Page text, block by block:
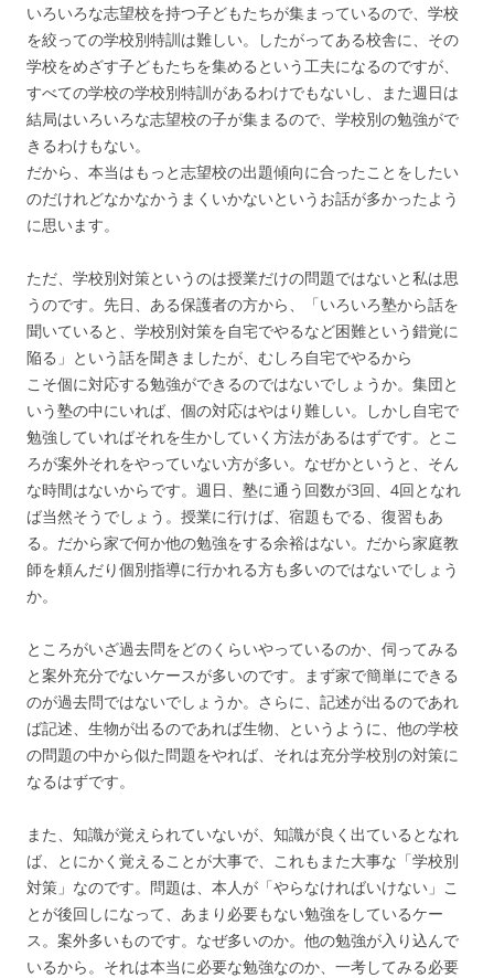
いろいろな志望校を持つ子どもたちが集まっているので、学校
を絞っての学校別特訓は難しい。したがってある校舎に、その
学校をめざす子どもたちを集めるという工夫になるのですが、
すべての学校の学校別特訓があるわけでもないし、また週日は
結局はいろいろな志望校の子が集まるので、学校別の勉強がで
きるわけもない。
だから、本当はもっと志望校の出題傾向に合ったことをしたい
のだけれどなかなかうまくいかないというお話が多かったよう
に思います。
ただ、学校別対策というのは授業だけの問題ではないと私は思
うのです。先日、ある保護者の方から、「いろいろ塾から話を
聞いていると、学校別対策を自宅でやるなど困難という錯覚に
陥る」という話を聞きましたが、むしろ自宅でやるから
こそ個に対応する勉強ができるのではないでしょうか。集団と
いう塾の中にいれば、個の対応はやはり難しい。しかし自宅で
勉強していればそれを生かしていく方法があるはずです。とこ
ろが案外それをやっていない方が多い。なぜかというと、そん
な時間はないからです。週日、塾に通う回数が3回、4回となれ
ば当然そうでしょう。授業に行けば、宿題もでる、復習もあ
る。だから家で何か他の勉強をする余裕はない。だから家庭教
師を頼んだり個別指導に行かれる方も多いのではないでしょう
か。
ところがいざ過去問をどのくらいやっているのか、伺ってみる
と案外充分でないケースが多いのです。まず家で簡単にできる
のが過去問ではないでしょうか。さらに、記述が出るのであれ
ば記述、生物が出るのであれば生物、というように、他の学校
の問題の中から似た問題をやれば、それは充分学校別の対策に
なるはずです。
また、知識が覚えられていないが、知識が良く出ているとなれ
ば、とにかく覚えることが大事で、これもまた大事な「学校別
対策」なのです。問題は、本人が「やらなければいけない」こ
とが後回しになって、あまり必要もない勉強をしているケー
ス。案外多いものです。なぜ多いのか。他の勉強が入り込んで
いるから。それは本当に必要な勉強なのか、一考してみる必要